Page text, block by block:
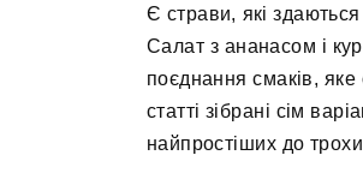
Є страви, які
Салат з ананасом і
поєднання смаків, яке
статті зібрані сім
найпростіших до